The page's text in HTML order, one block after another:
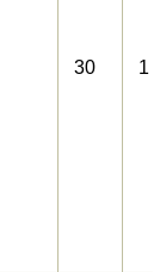
30 1